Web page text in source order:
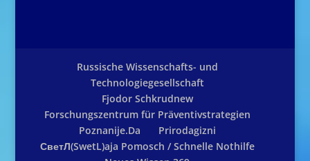
Russische Wissenschafts- und
Technologiegesellschaft
Fjodor Schkrudnew
Forschungszentrum für Präventivstrategien
Poznanije.Da
Prirodagizni
СветЛ(SwetL)aja Pomosch / Schnelle Nothilfe